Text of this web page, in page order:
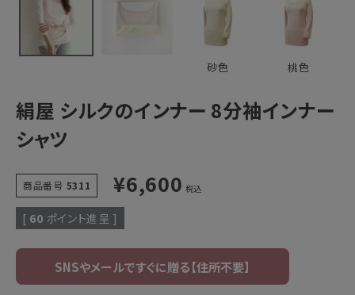
読み物
ログアウト
砂色 桃色
絹屋 シルクのインナー 8分袖インナー
シャツ
商品番号 5311 ¥6,600 税込
[ 60 ポイント進呈 ]